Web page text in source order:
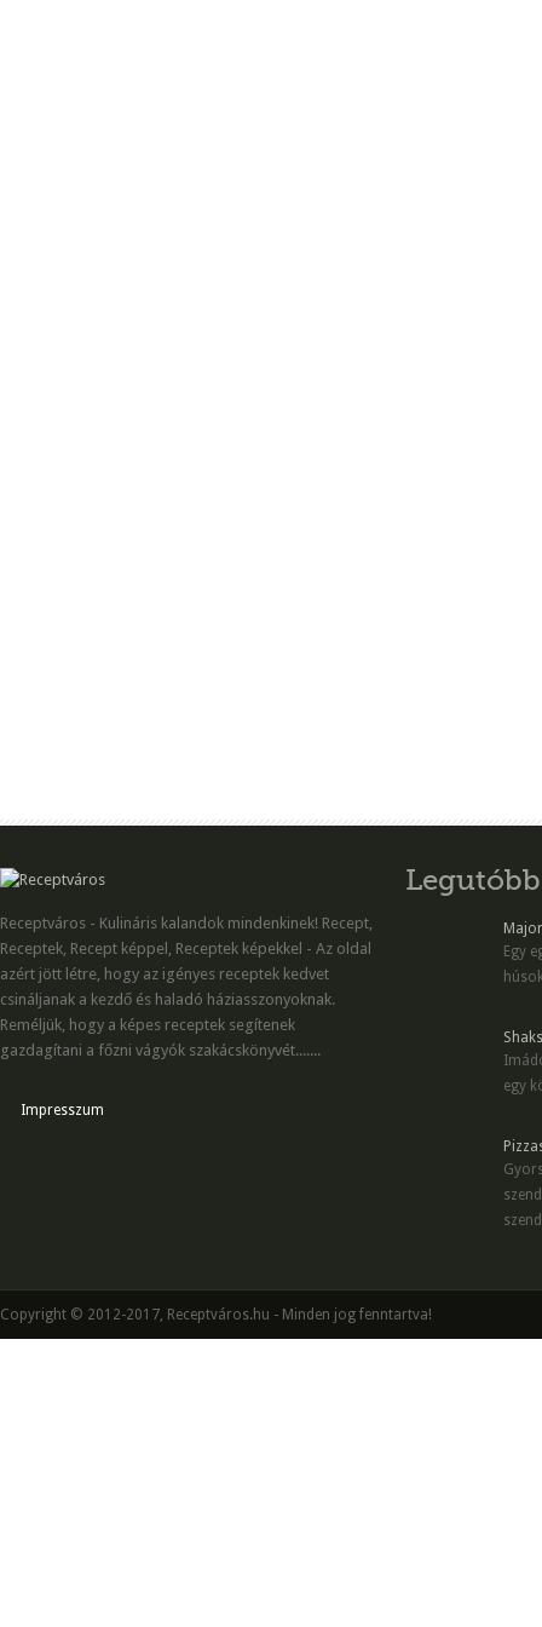
Receptváros - Kulináris kalandok mindenkinek! Recept,
Receptek, Recept képpel, Receptek képekkel - Az oldal
azért jött létre, hogy az igényes receptek kedvet
csináljanak a kezdő és haladó háziasszonyoknak.
Reméljük, hogy a képes receptek segítenek
gazdagítani a főzni vágyók szakácskönyvét.......
Impresszum
Egy
egy
Copyright © 2012-2017, Receptváros.hu - Minden jog fenntartva!